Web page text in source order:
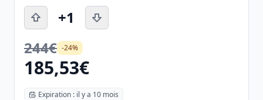
+1
244€ -24%
185,53€
Expiration : il y a 10 mois